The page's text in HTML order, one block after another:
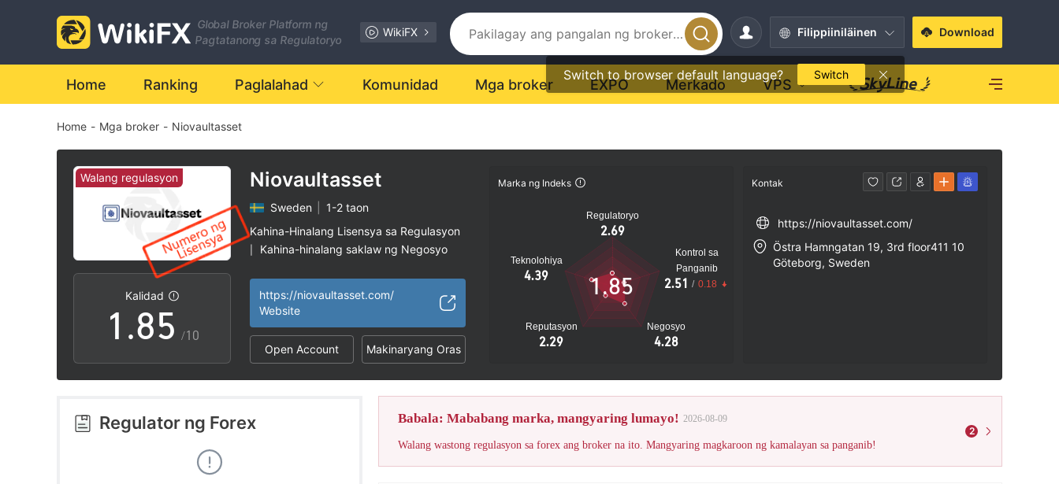
Global Broker Platform ng
Pagtatanong sa Regulatoryo
WikiFX Filippiiniläinen
Switch to browser default language? Switch
Download
Home Ranking Paglalahad Komunidad Mga broker EXPO Merkado VPS
Home - Mga broker - Niovaultasset
Walang regulasyon
Kalidad
0
1
2
3
.
2
3
4
5
6
7
8
9
0
1
2
3
4
5
6
7
/10
Niovaultasset
Sweden
1-2 taon
Kahina-Hinalang Lisensya sa Regulasyon
Kahina-hinalang saklaw ng Negosyo
https://niovaultasset.com/
Website
Open Account Makinaryang Oras
Marka ng Indeks
Regulatoryo
2.69
Teknolohiya
4.39
Reputasyon
2.29
Negosyo
4.28
Kontrol sa
Panganib
2.51 / 0.18
1.85
Kontak
https://niovaultasset.com/
Östra Hamngatan 19, 3rd floor411 10
Göteborg, Sweden
Regulator ng Forex Babala: Mababang marka, mangyaring lumayo! 2026-08-09
Walang wastong regulasyon sa forex ang broker na ito. Mangyaring magkaroon ng kamalayan sa panganib!
2